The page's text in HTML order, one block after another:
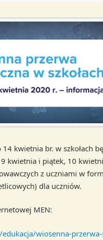
kwietnia br. w szkołach
kwietnia i piątek, 10
z uczniami w
dla uczniów.
MEN:
wiosenna-